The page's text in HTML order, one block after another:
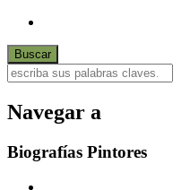
Navegar a
Biografías Pintores